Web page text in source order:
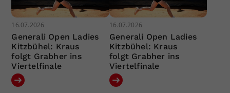
16.07.2026
Generali Open Ladies
Kitzbühel: Kraus
folgt Grabher ins
Viertelfinale
16.07.2026
Generali Open Ladies
Kitzbühel: Kraus
folgt Grabher ins
Viertelfinale